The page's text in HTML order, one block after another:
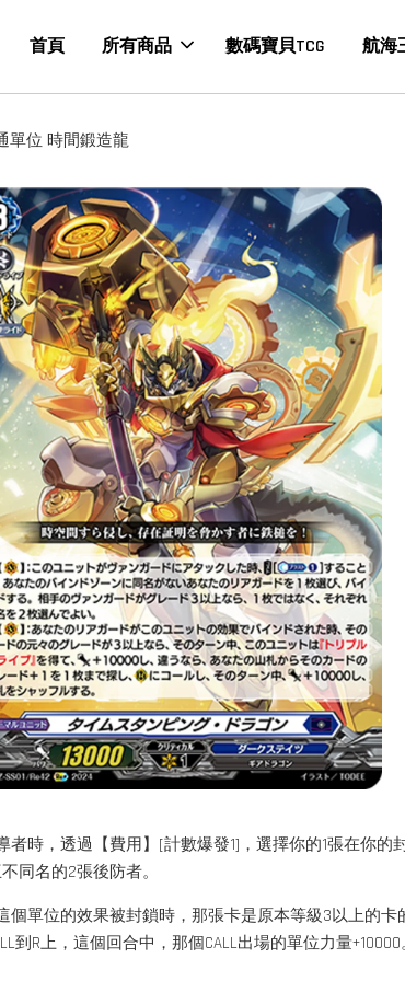
首頁 所有商品 數碼寶貝TCG 航海
單位 時間鍛造龍
者時，透過【費用】[計數爆發1]，選擇你的1張在你
同名的2張後防者。
個單位的效果被封鎖時，那張卡是原本等級3以上的
到R上，這個回合中，那個CALL出場的單位力量+10000